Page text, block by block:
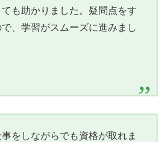
も助かりました。疑問点をす
、学習がスムーズに進みまし
をしながらでも資格が取れま